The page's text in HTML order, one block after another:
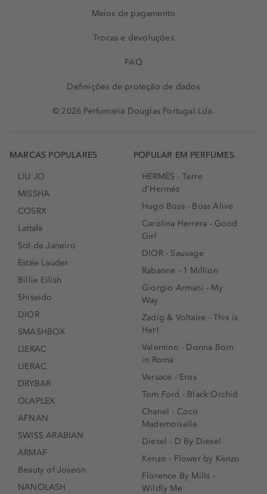
Meios de pagamento
Trocas e devoluções
FAQ
Definições de proteção de dados
© 2026 Perfumaria Douglas Portugal Lda.
MARCAS POPULARES
LIU JO
MISSHA
COSRX
Lattafa
Sol de Janeiro
Estée Lauder
Billie Eilish
Shiseido
DIOR
SMASHBOX
LIERAC
LIERAC
DRYBAR
OLAPLEX
AFNAN
SWISS ARABIAN
ARMAF
Beauty of Joseon
NANOLASH
POPULAR EM PERFUMES
HERMÈS - Terre
d'Hermés
Hugo Boss - Boss Alive
Carolina Herrera - Good
Girl
DIOR - Sauvage
Rabanne - 1 Million
Giorgio Armani - My
Way
Zadig & Voltaire - This is
Her!
Valentino - Donna Born
in Roma
Versace - Eros
Tom Ford - Black Orchid
Chanel - Coco
Mademoiselle
Diesel - D By Diesel
Kenzo - Flower by Kenzo
Florence By Mills -
Wildly Me